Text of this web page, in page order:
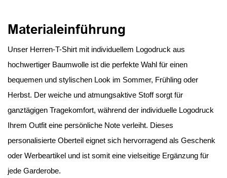
Materialeinführung
Unser Herren-T-Shirt mit individuellem Logodruck aus
hochwertiger Baumwolle ist die perfekte Wahl für einen
bequemen und stylischen Look im Sommer, Frühling oder
Herbst. Der weiche und atmungsaktive Stoff sorgt für
ganztägigen Tragekomfort, während der individuelle Logodruck
Ihrem Outfit eine persönliche Note verleiht. Dieses
personalisierte Oberteil eignet sich hervorragend als Geschenk
oder Werbeartikel und ist somit eine vielseitige Ergänzung für
jede Garderobe.